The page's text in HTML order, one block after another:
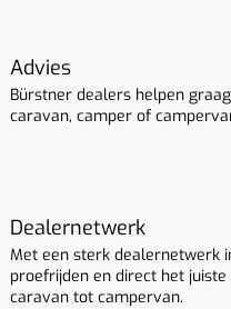
Advies
Bürstner dealers helpen
caravan, camper of
Dealernetwerk
Met een sterk dealernetwerk
proefrijden en direct het
caravan tot campervan.